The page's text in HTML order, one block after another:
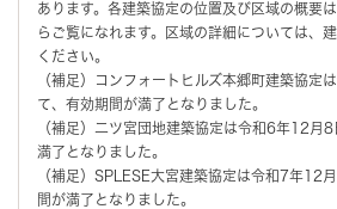
あります。各建築協定の位置及び区域の概要
らご覧になれます。区域の詳細については、
ください。
（補足）コンフォートヒルズ本郷町建築協定
て、有効期間が満了となりました。
（補足）二ツ宮団地建築協定は令和6年12月
満了となりました。
（補足）SPLESE大宮建築協定は令和7年12
間が満了となりました。